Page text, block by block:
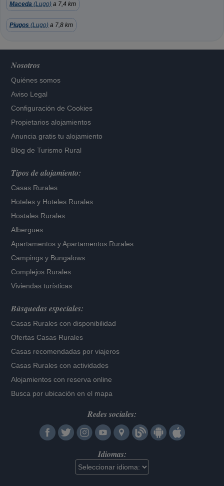
Maceda (Lugo) a 7,4 km
Piugos (Lugo) a 7,8 km
Nosotros
Quiénes somos
Aviso Legal
Configuración de Cookies
Propietarios alojamientos
Anuncia gratis tu alojamiento
Blog de Turismo Rural
Tipos de alojamiento:
Casas Rurales
Hoteles y Hoteles Rurales
Hostales Rurales
Albergues
Apartamentos yApartamentos Rurales
Campings y Bungalows
Complejos Rurales
Viviendas turísticas
Búsquedas especiales:
Casas Rurales con disponibilidad
Ofertas Casas Rurales
Casas recomendadas por viajeros
Casas Rurales con actividades
Alojamientos con reserva online
Busca por ubicación en el mapa
Redes sociales:
Idiomas: